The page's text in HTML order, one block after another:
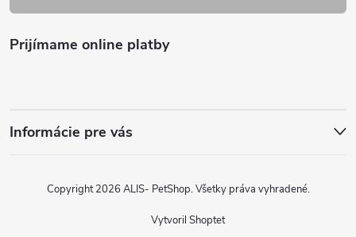
Prijímame online platby
Informácie pre vás
Vytvoril Shoptet
Copyright 2026 ALIS- PetShop. Všetky práva vyhradené.